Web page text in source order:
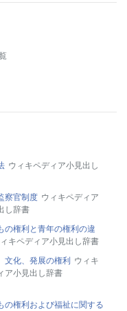
ウィキペディア小見出し
察官制度 ウィキペディア
し辞書
の権利と青年の権利の違
キペディア小見出し辞書
文化、発展の権利
ウィキ
ア小見出し辞書
の権利および福祉に関する